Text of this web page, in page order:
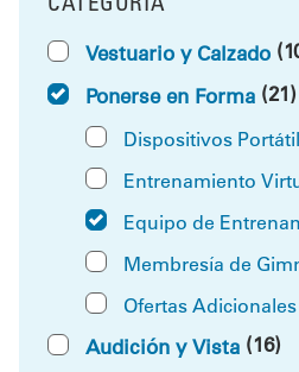
FILTRAR POR
Vestuario y Calzado
Ponerse en Forma (21)
Dispositivos
Entrenamiento
Equipo de
Membresía de
Ofertas Adicionales
Audición y Vista (16)